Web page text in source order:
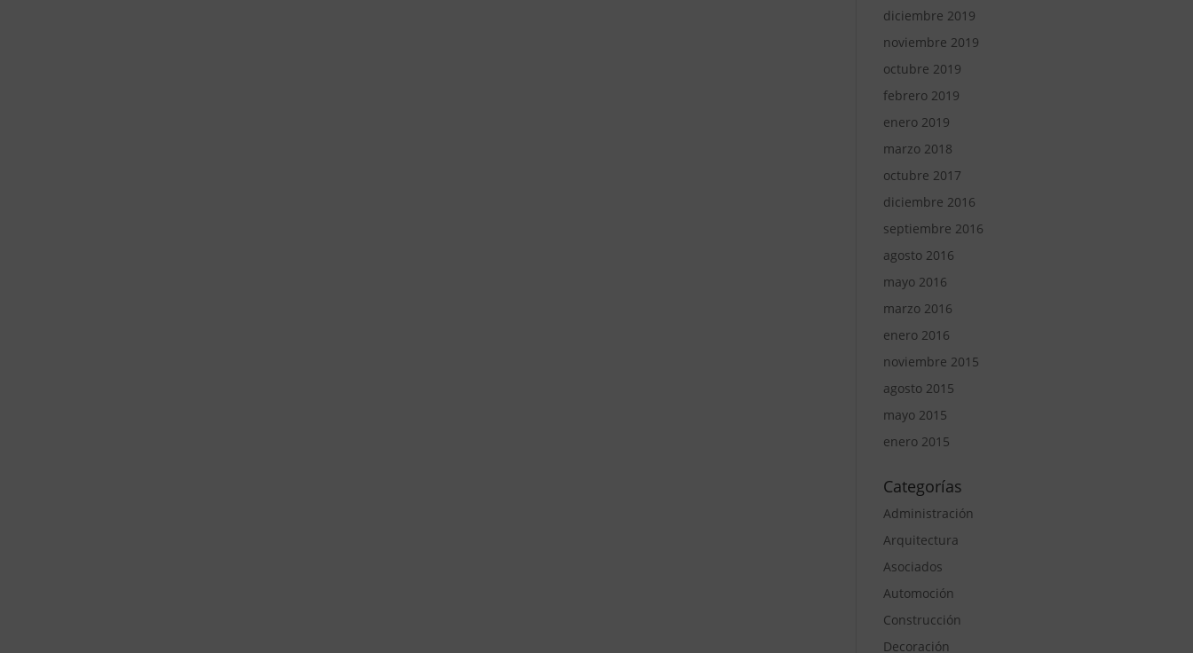
diciembre 2019
noviembre 2019
octubre 2019
febrero 2019
enero 2019
marzo 2018
octubre 2017
diciembre 2016
septiembre 2016
agosto 2016
mayo 2016
marzo 2016
enero 2016
noviembre 2015
agosto 2015
mayo 2015
enero 2015
Categorías
Administración
Arquitectura
Asociados
Automoción
Construcción
Decoración